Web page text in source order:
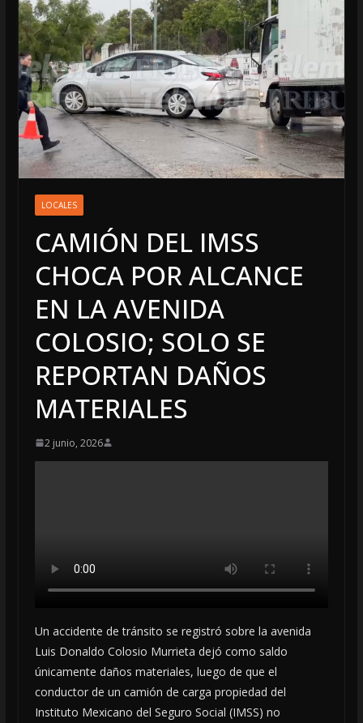
LOCALES
CAMIÓN DEL IMSS
CHOCA POR ALCANCE
EN LA AVENIDA
COLOSIO; SOLO SE
REPORTAN DAÑOS
MATERIALES
2 junio, 2026
Un accidente de tránsito se registró sobre la avenida
Luis Donaldo Colosio Murrieta dejó como saldo
únicamente daños materiales, luego de que el
conductor de un camión de carga propiedad del
Instituto Mexicano del Seguro Social (IMSS) no